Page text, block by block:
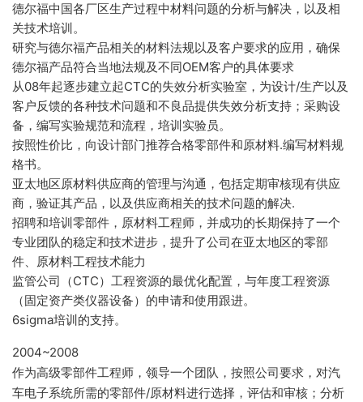
德尔福中国各厂区生产过程中材料问题的分析与解决，以及相
关技术培训。
研究与德尔福产品相关的材料法规以及客户要求的应用，确保
德尔福产品符合当地法规及不同OEM客户的具体要求
从08年起逐步建立起CTC的失效分析实验室，为设计/生产以及
客户反馈的各种技术问题和不良品提供失效分析支持；采购设
备，编写实验规范和流程，培训实验员。
按照性价比，向设计部门推荐合格零部件和原材料.编写材料规
格书。
亚太地区原材料供应商的管理与沟通，包括定期审核现有供应
商，验证其产品，以及供应商相关的技术问题的解决.
招聘和培训零部件，原材料工程师，并成功的长期保持了一个
专业团队的稳定和技术进步，提升了公司在亚太地区的零部
件、原材料工程技术能力
监管公司（CTC）工程资源的最优化配置，与年度工程资源
（固定资产类仪器设备）的申请和使用跟进。
6sigma培训的支持。
2004~2008
作为高级零部件工程师，领导一个团队，按照公司要求，对汽
车电子系统所需的零部件/原材料进行选择，评估和审核；分析